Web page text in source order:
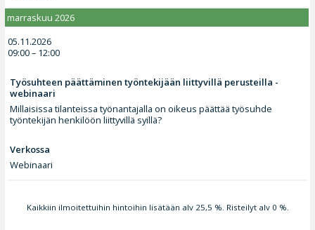
marraskuu 2026
05.11.2026
09:00 – 12:00
Työsuhteen päättäminen työntekijään liittyvillä perusteilla -
webinaari
Millaisissa tilanteissa työnantajalla on oikeus päättää työsuhde
työntekijän henkilöön liittyvillä syillä?
Verkossa
Webinaari
Kaikkiin ilmoitettuihin hintoihin lisätään alv 25,5 %. Risteilyt alv 0 %.